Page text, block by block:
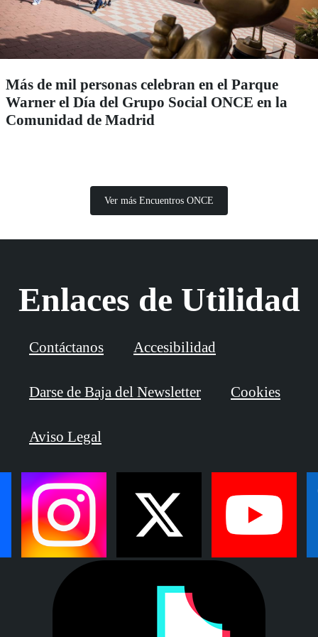
Más de mil personas celebran en el Parque
Warner el Día del Grupo Social ONCE en la
Comunidad de Madrid
Ver más Encuentros ONCE
Enlaces de Utilidad
Contáctanos Accesibilidad
Darse de Baja del Newsletter Cookies
Aviso Legal